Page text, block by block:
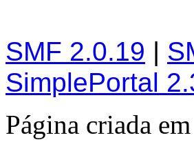
SMF 2.0.19 |
SimplePortal
Página criada